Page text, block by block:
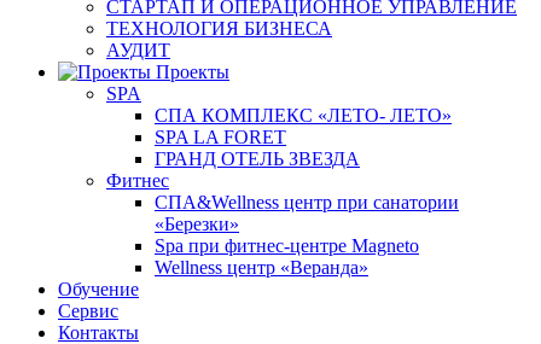
СТАРТАП И ОПЕРАЦИОННОЕ УПРАВЛЕНИЕ
ТЕХНОЛОГИЯ БИЗНЕСА
АУДИТ
Проекты
SPA
СПА КОМПЛЕКС «ЛЕТО- ЛЕТО»
SPA LA FORET
ГРАНД ОТЕЛЬ ЗВЕЗДА
Фитнес
СПА&Wellness центр при санатории
«Березки»
Spa при фитнес-центре Magneto
Wellness центр «Веранда»
Обучение
Сервис
Контакты